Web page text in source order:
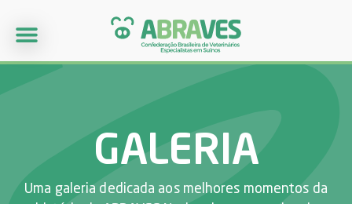
GALERIA
Uma galeria dedicada aos melhores momentos da